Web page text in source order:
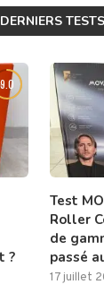
TESTS
9.0
?
Test
Roller
de
passé
17 juillet